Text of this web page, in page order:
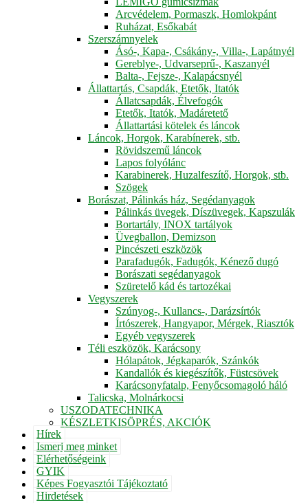
Arcvédelem, Pormaszk, Homlokpánt
Ruházat, Esőkabát
Szerszámnyelek
Ásó-, Kapa-, Csákány-, Villa-, Lapátnyél
Gereblye-, Udvarseprű-, Kaszanyél
Balta-, Fejsze-, Kalapácsnyél
Állattartás, Csapdák, Etetők, Itatók
Állatcsapdák, Élvefogók
Etetők, Itatók, Madáretető
Állattartási kötelek és láncok
Láncok, Horgok, Karabínerek, stb.
Rövidszemű láncok
Lapos folyólánc
Karabinerek, Huzalfeszítő, Horgok, stb.
Szögek
Borászat, Pálinkás ház, Segédanyagok
Pálinkás üvegek, Díszüvegek, Kapszulák
Bortartály, INOX tartályok
Üvegballon, Demizson
Pincészeti eszközök
Parafadugók, Fadugók, Kénező dugó
Borászati segédanyagok
Szüretelő kád és tartozékai
Vegyszerek
Szúnyog-, Kullancs-, Darázsírtók
Írtószerek, Hangyapor, Mérgek, Riasztók
Egyéb vegyszerek
Téli eszközök, Karácsony
Hólapátok, Jégkaparók, Szánkók
Kandallók és kiegészítők, Füstcsövek
Karácsonyfatalp, Fenyőcsomagoló háló
Talicska, Molnárkocsi
USZODATECHNIKA
KÉSZLETKISÖPRÉS, AKCIÓK
Hírek
Ismerj meg minket
Elérhetőségeink
GYIK
Képes Fogyasztói Tájékoztató
Hirdetések